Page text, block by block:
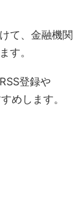
て、金融機関
す。
登録や
めします。